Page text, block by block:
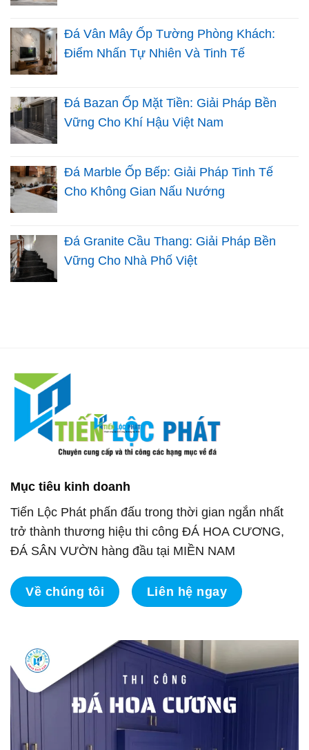
Đá Vân Mây Ốp Tường Phòng Khách:
Điểm Nhấn Tự Nhiên Và Tinh Tế
Đá Bazan Ốp Mặt Tiền: Giải Pháp Bền
Vững Cho Khí Hậu Việt Nam
Đá Marble Ốp Bếp: Giải Pháp Tinh Tế
Cho Không Gian Nấu Nướng
Đá Granite Cầu Thang: Giải Pháp Bền
Vững Cho Nhà Phố Việt
Mục tiêu kinh doanh
Tiến Lộc Phát phấn đấu trong thời gian ngắn nhất
trở thành thương hiệu thi công ĐÁ HOA CƯƠNG,
ĐÁ SÂN VƯỜN hàng đầu tại MIỀN NAM
Về chúng tôi Liên hệ ngay